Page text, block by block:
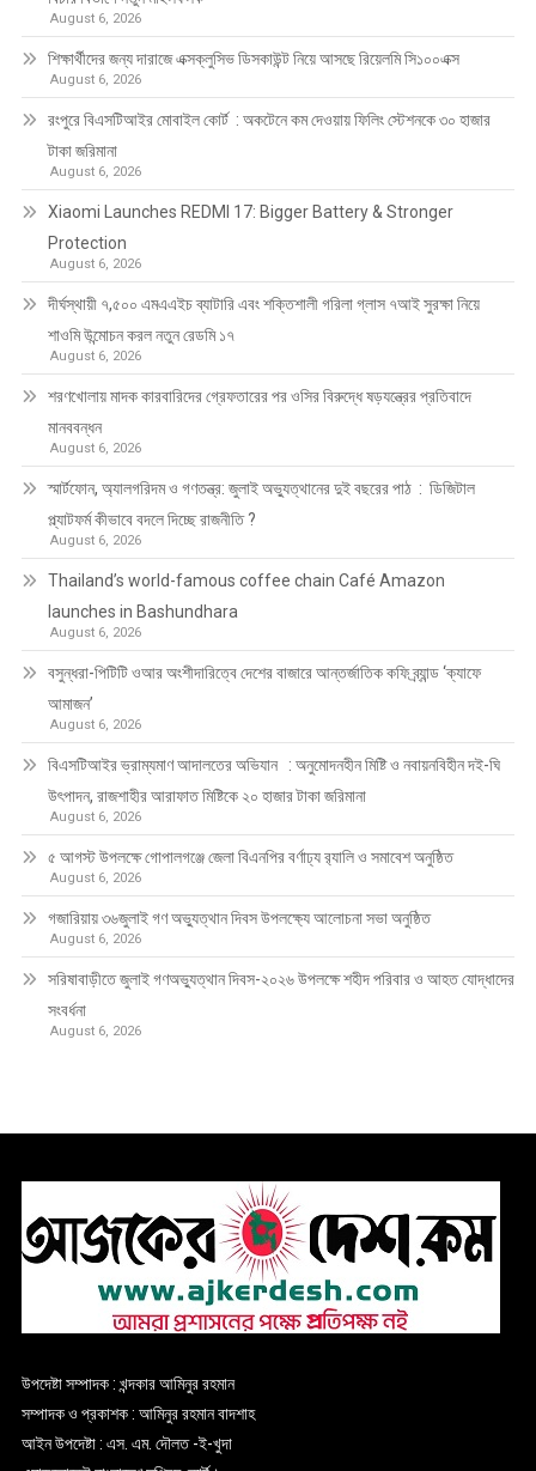
August 6, 2026
শিক্ষার্থীদের জন্য দারাজে এক্সক্লুসিভ ডিসকাউন্ট নিয়ে আসছে রিয়েলমি সি১০০এক্স
August 6, 2026
রংপুরে বিএসটিআইর মোবাইল কোর্ট : অকটেনে কম দেওয়ায় ফিলিং স্টেশনকে ৩০ হাজার
টাকা জরিমানা
August 6, 2026
Xiaomi Launches REDMI 17: Bigger Battery & Stronger
Protection
August 6, 2026
দীর্ঘস্থায়ী ৭,৫০০ এমএএইচ ব্যাটারি এবং শক্তিশালী গরিলা গ্লাস ৭আই সুরক্ষা নিয়ে
শাওমি উন্মোচন করল নতুন রেডমি ১৭
August 6, 2026
শরণখোলায় মাদক কারবারিদের গ্রেফতারের পর ওসির বিরুদ্ধে ষড়যন্ত্রের প্রতিবাদে
মানববন্ধন
August 6, 2026
স্মার্টফোন, অ্যালগরিদম ও গণতন্ত্র: জুলাই অভ্যুত্থানের দুই বছরের পাঠ : ডিজিটাল
প্ল্যাটফর্ম কীভাবে বদলে দিচ্ছে রাজনীতি ?
August 6, 2026
Thailand’s world-famous coffee chain Café Amazon
launches in Bashundhara
August 6, 2026
বসুন্ধরা-পিটিটি ওআর অংশীদারিত্বে দেশের বাজারে আন্তর্জাতিক কফি ব্র্যান্ড ‘ক্যাফে
আমাজন’
August 6, 2026
বিএসটিআইর ভ্রাম্যমাণ আদালতের অভিযান : অনুমোদনহীন মিষ্টি ও নবায়নবিহীন দই-ঘি
উৎপাদন, রাজশাহীর আরাফাত মিষ্টিকে ২০ হাজার টাকা জরিমানা
August 6, 2026
৫ আগস্ট উপলক্ষে গোপালগঞ্জে জেলা বিএনপির বর্ণাঢ্য র‍্যালি ও সমাবেশ অনুষ্ঠিত
August 6, 2026
গজারিয়ায় ৩৬জুলাই গণ অভ্যুত্থান দিবস উপলক্ষ্যে আলোচনা সভা অনুষ্ঠিত
August 6, 2026
সরিষাবাড়ীতে জুলাই গণঅভ্যুত্থান দিবস-২০২৬ উপলক্ষে শহীদ পরিবার ও আহত যোদ্ধাদের
সংবর্ধনা
August 6, 2026
উপদেষ্টা সম্পাদক : খন্দকার আমিনুর রহমান
সম্পাদক ও প্রকাশক : আমিনুর রহমান বাদশাহ
আইন উপদেষ্টা : এস. এম. দৌলত -ই-খুদা